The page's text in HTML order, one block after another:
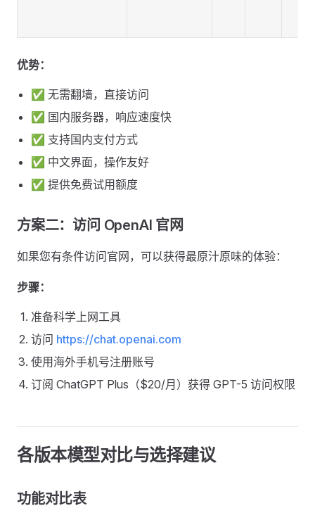
优势：
✅ 无需翻墙，直接访问
✅ 国内服务器，响应速度快
✅ 支持国内支付方式
✅ 中文界面，操作友好
✅ 提供免费试用额度
方案二：访问 OpenAI 官网
如果您有条件访问官网，可以获得最原汁原味的体验：
步骤：
准备科学上网工具
访问 https://chat.openai.com
使用海外手机号注册账号
订阅 ChatGPT Plus（$20/月）获得 GPT-5 访问权限
各版本模型对比与选择建议
功能对比表